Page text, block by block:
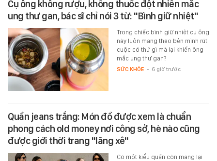
Cụ ông không rượu, không thuốc đột nhiên mắc
ung thư gan, bác sĩ chỉ nói 3 từ: "Bình giữ nhiệt"
Trong chiếc bình giữ nhiệt cụ ông
này luôn mang theo bên mình rút
cuộc có thứ gì mà lại khiến ông
mắc ung thư gan?
SỨC KHỎE - 6 giờ trước
Quần jeans trắng: Món đồ được xem là chuẩn
phong cách old money nơi công sở, hè nào cũng
được giới thời trang "lăng xê"
Có một kiểu quần còn mang lại